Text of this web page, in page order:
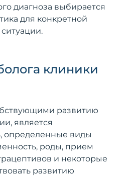
диагноза выбирается
для конкретной
клиники
развитию
является
определенные виды
роды, прием
и некоторые
развитию